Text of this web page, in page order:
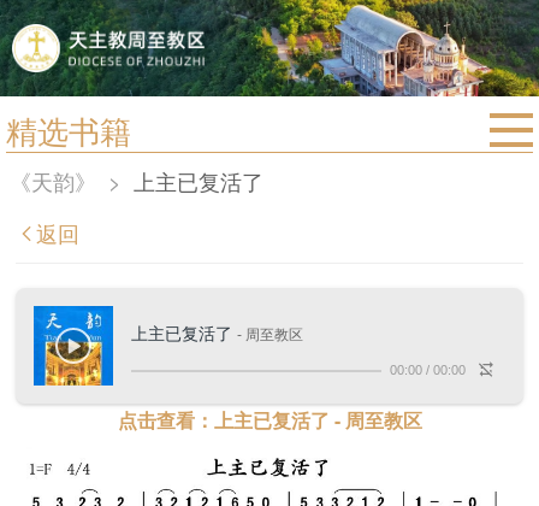
精选书籍
首页
宗教法规
教区简介
信仰文萃
教会圣月
《天韵》 >
上主已复活了
返回
上主已复活了 - 周至教区
00:00 / 00:00
点击查看：上主已复活了 - 周至教区